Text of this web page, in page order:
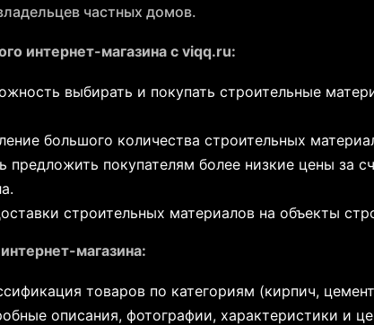
частных домов.
интернет-магазина с viqq.ru:
выбирать и покупать строительные
большого количества строительных
предложить покупателям более низкие цены за
строительных материалов на объекты
магазина:
товаров по категориям (кирпич,
описания, фотографии, характеристики и